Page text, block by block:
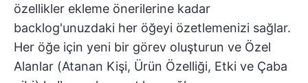
özellikler ekleme önerilerine kadar
backlog'unuzdaki her öğeyi özetlemenizi sağlar.
Her öğe için yeni bir görev oluşturun ve Özel
Alanlar (Atanan Kişi, Ürün Özelliği, Etki ve Çaba